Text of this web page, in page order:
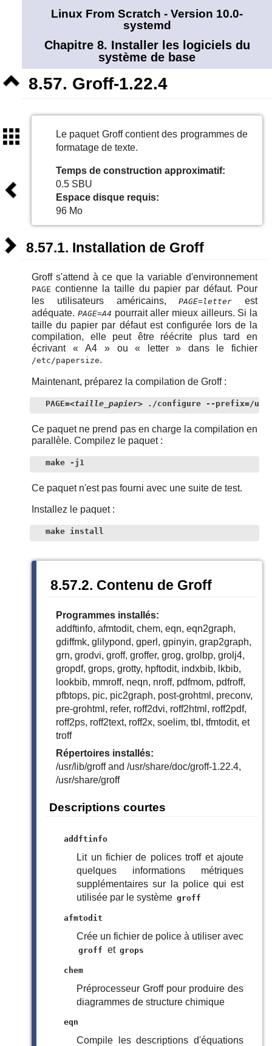
Linux From Scratch - Version 10.0-
systemd
Chapitre 8. Installer les logiciels du
système de base
8.57. Groff-1.22.4
Le paquet Groff contient des programmes de
formatage de texte.
Temps de construction approximatif:
0.5 SBU
Espace disque requis:
96 Mo
8.57.1. Installation de Groff
Groff s'attend à ce que la variable d'environnement
PAGE contienne la taille du papier par défaut. Pour
les utilisateurs américains,PAGE=letter est
adéquate. PAGE=A4 pourrait aller mieux ailleurs. Si la
taille du papier par défaut est configurée lors de la
compilation, elle peut être réécrite plus tard en
écrivant «A4 »ou« letter» dans le fichier
/etc/papersize.
Maintenant, préparez la compilation de Groff :
PAGE=<taille_papier> ./configure --prefix=/usr
Ce paquet ne prend pas en charge la compilation en
parallèle. Compilez le paquet :
make -j1
Ce paquet n'est pas fourni avec une suite de test.
Installez le paquet :
make install
8.57.2. Contenu de Groff
Programmes installés:
addftinfo, afmtodit, chem, eqn, eqn2graph,
gdiffmk, glilypond, gperl, gpinyin, grap2graph,
grn, grodvi, groff, groffer, grog, grolbp, grolj4,
gropdf, grops, grotty, hpftodit, indxbib, lkbib,
lookbib, mmroff, neqn, nroff, pdfmom, pdfroff,
pfbtops, pic, pic2graph, post-grohtml, preconv,
pre-grohtml, refer, roff2dvi, roff2html, roff2pdf,
roff2ps, roff2text, roff2x, soelim, tbl, tfmtodit, et
troff
Répertoires installés:
/usr/lib/groff and /usr/share/doc/groff-1.22.4,
/usr/share/groff
Descriptions courtes
addftinfo
Lit un fichier de polices troff et ajoute
quelques informations métriques
supplémentaires sur la police qui est
utilisée par le système groff
afmtodit
Crée un fichier de police à utiliser avec
groff et grops
chem
Préprocesseur Groff pour produire des
diagrammes de structure chimique
eqn
Compile les descriptions d'équations
Précédent
supérieur
Sommaire